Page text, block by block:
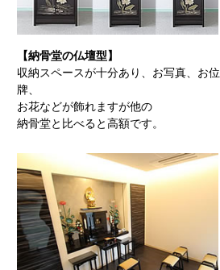
【納骨堂の仏壇型】
収納スペースが十分あり、お写真、お位
牌、
お花などが飾れますが他の
納骨堂と比べると高額です。